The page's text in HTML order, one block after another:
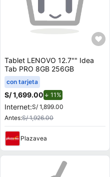
Tablet LENOVO 12.7"" Idea
Tab PRO 8GB 256GB
con tarjeta
S/ 1,699.00 11%
Internet:S/ 1,899.00
Antes:S/ 1,926.00
Plazavea